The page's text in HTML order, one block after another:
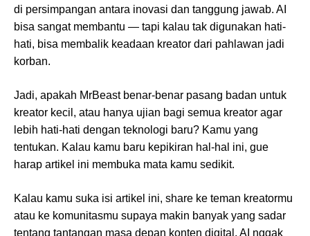
di persimpangan antara inovasi dan tanggung jawab. AI
bisa sangat membantu — tapi kalau tak digunakan hati-
hati, bisa membalik keadaan kreator dari pahlawan jadi
korban.
Jadi, apakah MrBeast benar-benar pasang badan untuk
kreator kecil, atau hanya ujian bagi semua kreator agar
lebih hati-hati dengan teknologi baru? Kamu yang
tentukan. Kalau kamu baru kepikiran hal-hal ini, gue
harap artikel ini membuka mata kamu sedikit.
Kalau kamu suka isi artikel ini, share ke teman kreatormu
atau ke komunitasmu supaya makin banyak yang sadar
tentang tantangan masa depan konten digital. AI nggak